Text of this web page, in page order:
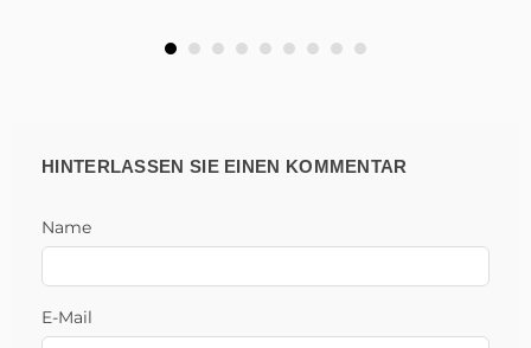
HINTERLASSEN SIE EINEN KOMMENTAR
Name
E-Mail